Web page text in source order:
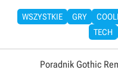
WSZYSTKIE GRY
TECH
Poradnik Gothic